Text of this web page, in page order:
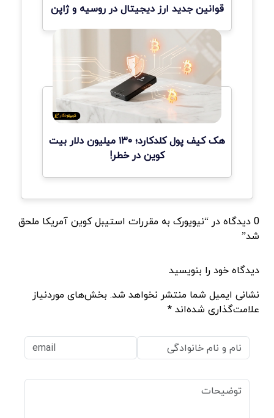
قوانین جدید ارز دیجیتال در روسیه و ژاپن
هک کیف پول کلدکارد؛ ۱۳۰ میلیون دلار بیت
کوین در خطر!
0 دیدگاه در “نیویورک به مقررات استیبل کوین آمریکا ملحق
شد”
دیدگاه خود را بنویسید
نشانی ایمیل شما منتشر نخواهد شد. بخش‌های موردنیاز
علامت‌گذاری شده‌اند *